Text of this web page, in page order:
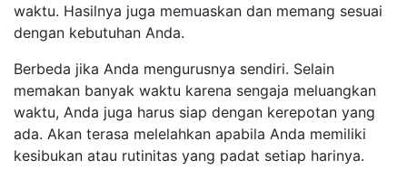
waktu. Hasilnya juga memuaskan dan memang sesuai
dengan kebutuhan Anda.
Berbeda jika Anda mengurusnya sendiri. Selain
memakan banyak waktu karena sengaja meluangkan
waktu, Anda juga harus siap dengan kerepotan yang
ada. Akan terasa melelahkan apabila Anda memiliki
kesibukan atau rutinitas yang padat setiap harinya.